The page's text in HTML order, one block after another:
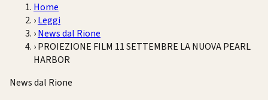
Home
›Leggi
›News dal Rione
›PROIEZIONE FILM 11 SETTEMBRE LA NUOVA PEARL
HARBOR
News dal Rione